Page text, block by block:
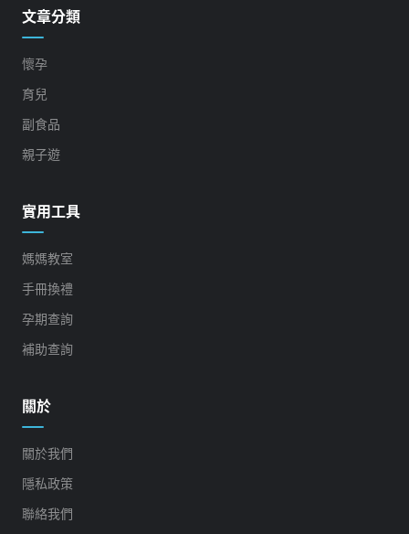
文章分類
懷孕
育兒
副食品
親子遊
實用工具
媽媽教室
手冊換禮
孕期查詢
補助查詢
關於
關於我們
隱私政策
聯絡我們